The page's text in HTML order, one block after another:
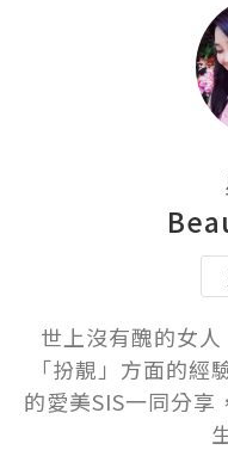
世上沒有醜的女
「扮靚」方面的
的愛美SIS一同分享